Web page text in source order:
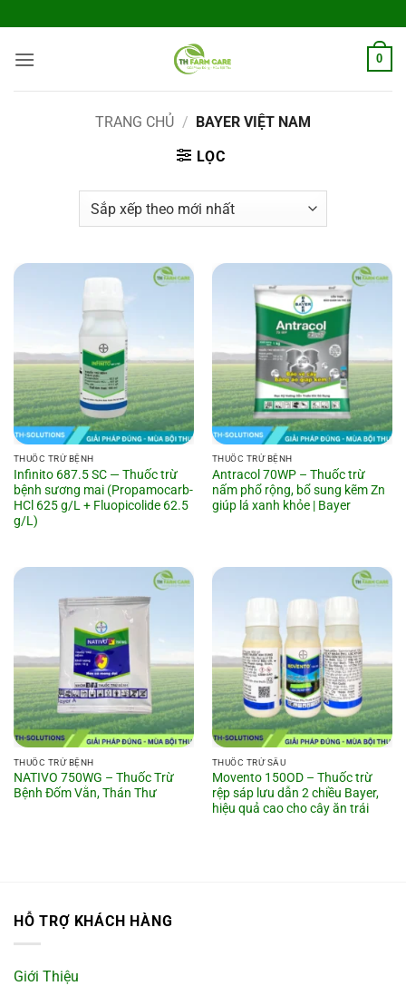
qua
nội
0
TRANG CHỦ / BAYER VIỆT NAM
LỌC
THUỐC TRỪ BỆNH
Infinito 687.5 SC — Thuốc trừ
bệnh sương mai (Propamocarb-
HCl 625 g/L + Fluopicolide 62.5
g/L)
THUỐC TRỪ BỆNH
Antracol 70WP – Thuốc trừ
nấm phổ rộng, bổ sung kẽm Zn
giúp lá xanh khỏe | Bayer
THUỐC TRỪ BỆNH
NATIVO 750WG – Thuốc Trừ
Bệnh Đốm Vằn, Thán Thư
THUỐC TRỪ SÂU
Movento 150OD – Thuốc trừ
rệp sáp lưu dẫn 2 chiều Bayer,
hiệu quả cao cho cây ăn trái
HỖ TRỢ KHÁCH HÀNG
Giới Thiệu